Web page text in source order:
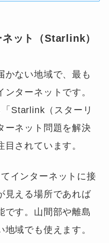
ット（Starlink）
かない地域で、最も
ターネットです。
Starlink（スターリ
ーネット問題を解決
されています。
インターネットに接
見える場所であれば
です。山間部や離島
域でも使えます。